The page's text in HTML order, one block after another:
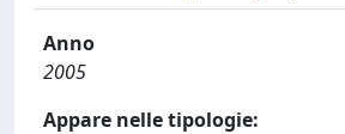
Anno
2005
Appare nelle tipologie: